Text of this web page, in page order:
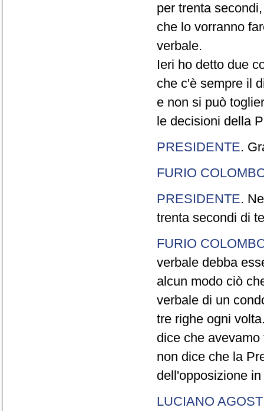
per trenta
che lo vorranno
verbale.
Ieri ho detto due
che c'è sempre il
e non si può
le decisioni della
PRESIDENTE.
FURIO
PRESIDENTE.
trenta secondi di
FURIO
verbale debba
alcun modo ciò
verbale di un
tre righe ogni
dice che
non dice che la
dell'opposizione
LUCIANO